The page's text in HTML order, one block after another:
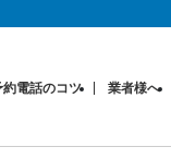
約電話のコツ 業者様へ